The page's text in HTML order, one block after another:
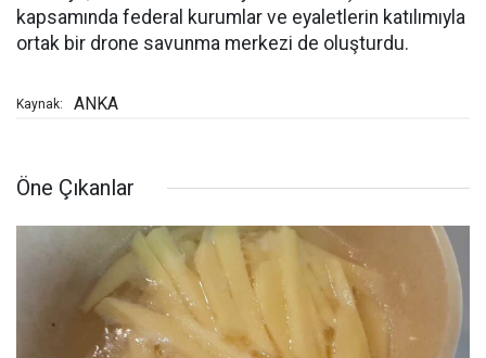
kapsamında federal kurumlar ve eyaletlerin katılımıyla
ortak bir drone savunma merkezi de oluşturdu.
Kaynak: ANKA
Öne Çıkanlar